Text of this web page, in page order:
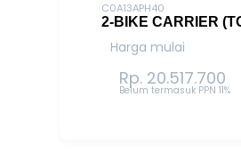
C0A13APH40
2-BIKE CARRIER
Harga mulai
Rp. 20.517.700
Belum termasuk PPN 11%